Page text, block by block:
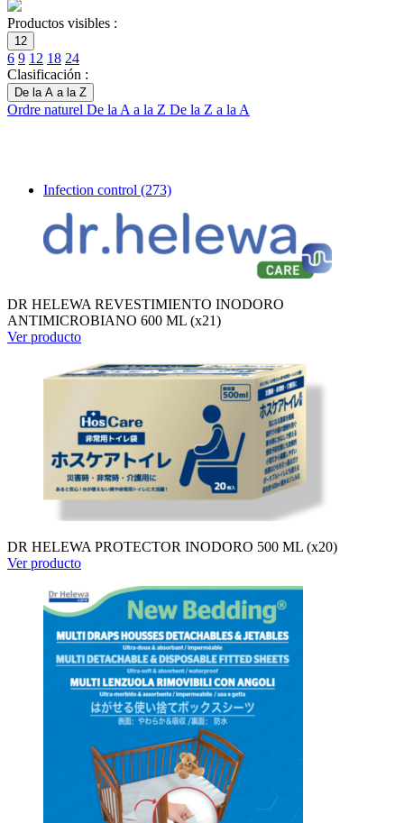
Productos visibles :
12
6 9 12 18 24
Clasificación :
De la A a la Z
Ordre naturel De la A a la Z De la Z a la A
Infection control (273)
DR HELEWA REVESTIMIENTO INODORO
ANTIMICROBIANO 600 ML (x21)
Ver producto
DR HELEWA PROTECTOR INODORO 500 ML (x20)
Ver producto